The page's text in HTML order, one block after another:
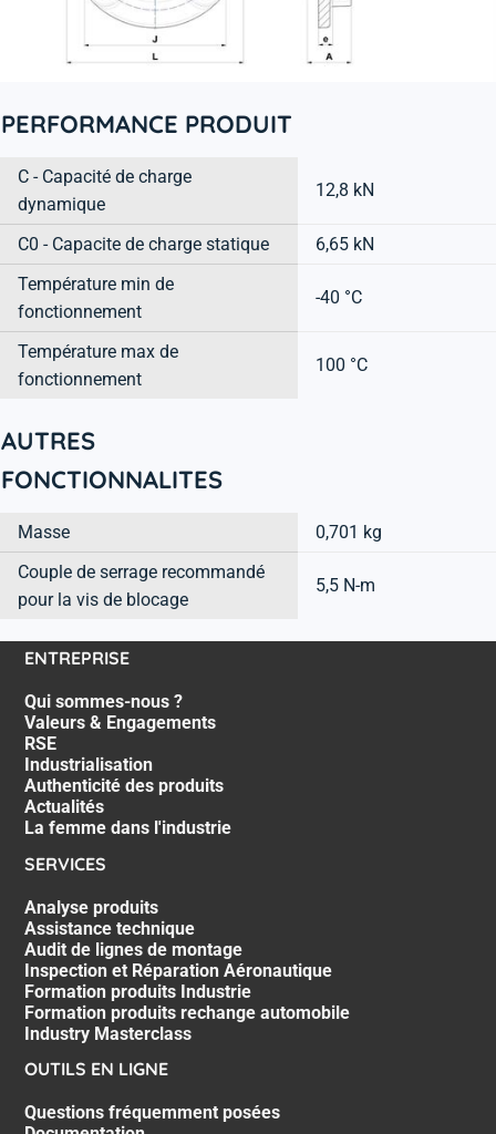
PERFORMANCE PRODUIT
C - Capacité de charge
dynamique
12,8 kN
C0 - Capacite de charge statique
6,65 kN
Température min de
fonctionnement
-40 °C
Température max de
fonctionnement
100 °C
AUTRES
FONCTIONNALITES
Masse
0,701 kg
Couple de serrage recommandé
pour la vis de blocage
5,5 N-m
ENTREPRISE
Qui sommes-nous ?
Valeurs & Engagements
RSE
Industrialisation
Authenticité des produits
Actualités
La femme dans l'industrie
SERVICES
Analyse produits
Assistance technique
Audit de lignes de montage
Inspection et Réparation Aéronautique
Formation produits Industrie
Formation produits rechange automobile
Industry Masterclass
OUTILS EN LIGNE
Questions fréquemment posées